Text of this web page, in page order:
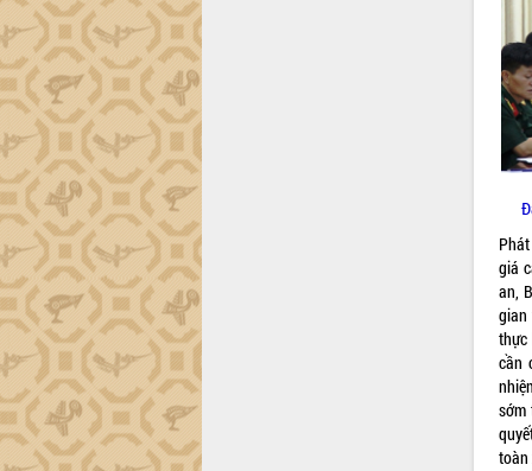
giá
an,
gian
thực
cần
sớm
toàn